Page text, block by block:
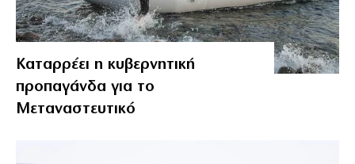
Καταρρέει η κυβερνητική
προπαγάνδα για το
Μεταναστευτικό